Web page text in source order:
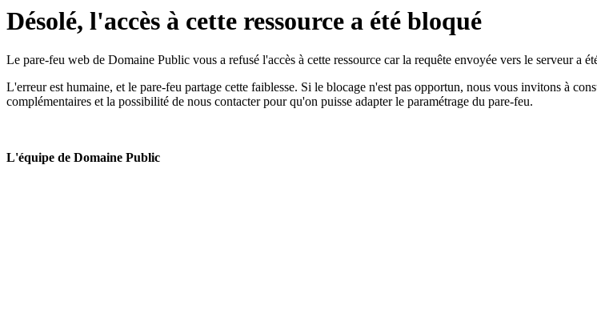
Désolé, l'accès à cette ressource a été bloqué
Le pare-feu web de Domaine Public vous a refusé l'accès à cette ressource car la requête envoyée vers le serveur a
L'erreur est humaine, et le pare-feu partage cette faiblesse. Si le blocage n'est pas opportun, nous vous invitons à
complémentaires et la possibilité de nous contacter pour qu'on puisse adapter le paramétrage du pare-feu.
L'équipe de Domaine Public